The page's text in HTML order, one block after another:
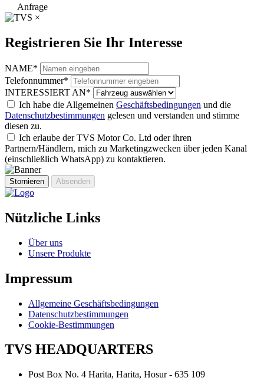
Anfrage
×
Registrieren Sie Ihr Interesse
NAME*
Telefonnummer*
INTERESSIERT AN*
Ich habe die Allgemeinen Geschäftsbedingungen und die
Datenschutzbestimmungen gelesen und verstanden und stimme
diesen zu.
Ich erlaube der TVS Motor Co. Ltd oder ihren
Partnern/Händlern, mich zu Marketingzwecken über jeden Kanal
(einschließlich WhatsApp) zu kontaktieren.
Stornieren Absenden
Nützliche Links
Über uns
Unsere Produkte
Impressum
Allgemeine Geschäftsbedingungen
Datenschutzbestimmungen
Cookie-Bestimmungen
TVS HEADQUARTERS
Post Box No. 4 Harita, Harita, Hosur - 635 109